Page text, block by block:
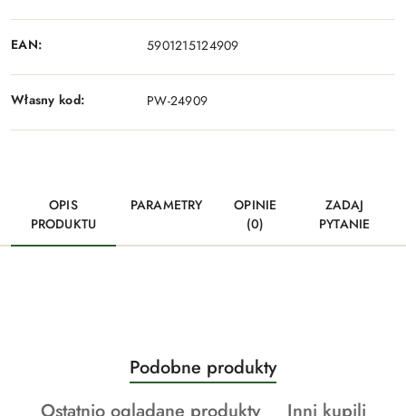
EAN: 5901215124909
Własny kod: PW-24909
OPIS
PRODUKTU
PARAMETRY
OPINIE
(0)
ZADAJ
PYTANIE
Pomiń karuzelę produktów
Produkty
o
Podobne produkty
Produkty
Ostatnio oglądane produkty
Produkty
Inni kupili